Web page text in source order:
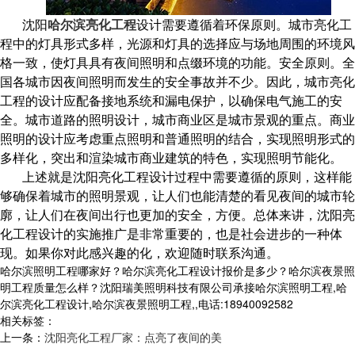
沈阳哈尔滨亮化工程设计需要遵循着环保原则。城市亮化工
程中的灯具形式多样，光源和灯具的选择应与场地周围的环境风
格一致，使灯具具有夜间照明和点缀环境的功能。安全原则。全
国各城市因夜间照明而发生的安全事故并不少。因此，城市亮化
工程的设计应配备接地系统和漏电保护，以确保电气施工的安
全。城市道路的照明设计，城市商业区是城市景观的重点。商业
照明的设计应考虑重点照明和普通照明的结合，实现照明形式的
多样化，突出和渲染城市商业建筑的特色，实现照明节能化。
上述就是沈阳亮化工程设计过程中需要遵循的原则，这样能
够确保着城市的照明景观，让人们也能清楚的看见夜间的城市轮
廓，让人们在夜间出行也更加的安全，方便。总体来讲，沈阳亮
化工程设计的实施推广是非常重要的，也是社会进步的一种体
现。如果你对此感兴趣的化，欢迎随时联系沟通。
哈尔滨照明工程哪家好？哈尔滨亮化工程设计报价是多少？哈尔滨夜景照
明工程质量怎么样？沈阳瑞美照明科技有限公司承接哈尔滨照明工程,哈
尔滨亮化工程设计,哈尔滨夜景照明工程,,电话:18940092582
相关标签：
上一条： 沈阳亮化工程厂家：点亮了夜间的美